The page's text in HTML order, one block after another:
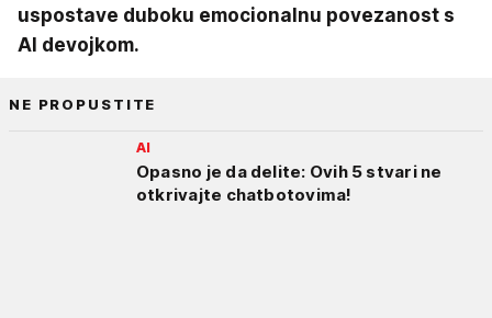
uspostave duboku emocionalnu povezanost s
AI devojkom.
NE PROPUSTITE
AI
Opasno je da delite: Ovih 5 stvari ne
otkrivajte chatbotovima!